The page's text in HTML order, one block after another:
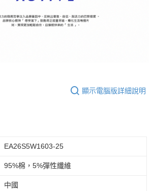
顯示電腦版詳細說明
EA26S5W1603-25
95%棉，5%彈性纖維
中國